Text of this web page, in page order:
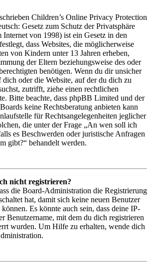
Children’s Online Privacy Protection
Gesetz zum Schutz der Privatsphäre
von 1998) ist ein Gesetz in den
dass Websites, die möglicherweise
von Kindern unter 13 Jahren erheben,
der Eltern beziehungsweise des oder
benötigen. Wenn du dir unsicher
dich oder die Website, auf der du dich zu
zutrifft, ziehe einen rechtlichen
Bitte beachte, dass phpBB Limited und der
keine Rechtsberatung anbieten kann
für Rechtsangelegenheiten jeglicher
die unter der Frage „An wen soll ich
es Beschwerden oder juristische Anfragen
gibt?“ behandelt werden.
nicht registrieren?
die Board-Administration die Registrierung
hat, damit sich keine neuen Benutzer
Es könnte auch sein, dass deine IP-
Benutzername, mit dem du dich registrieren
wurden. Um Hilfe zu erhalten, wende dich